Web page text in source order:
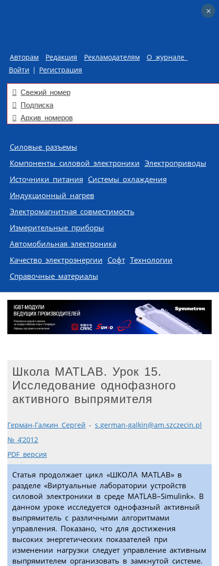
Авторам Редакция Рекламодателям
О журнале
Войти | Регистрация
Свежий номер
Подписка
Архив номеров
Skip to content
Силовые разъемы
Компоненты силовой электроники Электроприводы
Источники питания Системы охлаждения
Индукционный нагрев
Электромагнитная совместимость
Измерительные приборы
Автомобильная электроника
Качество электроэнергии Софт Технологии
Справочные материалы
Школа МATLAB. Урок 15.
Исследование однофазного
активного выпрямителя
Герман-Галкин Сергей - s.german-galkin@am.szczecin.pl
№ 4’2012
PDF версия
Статья продолжает цикл «ШКОЛА МATLAB» в
разделе «Виртуальные лаборатории устройств
силовой электроники в среде МATLAB–Simulink». В
данном уроке исследуется однофазный активный
выпрямитель с различными алгоритмами
управления. Показано, что для достижения
высоких энергетических показателей при
изменении нагрузки следует управление активным
выпрямителем организовать в замкнутой системе.
×
×